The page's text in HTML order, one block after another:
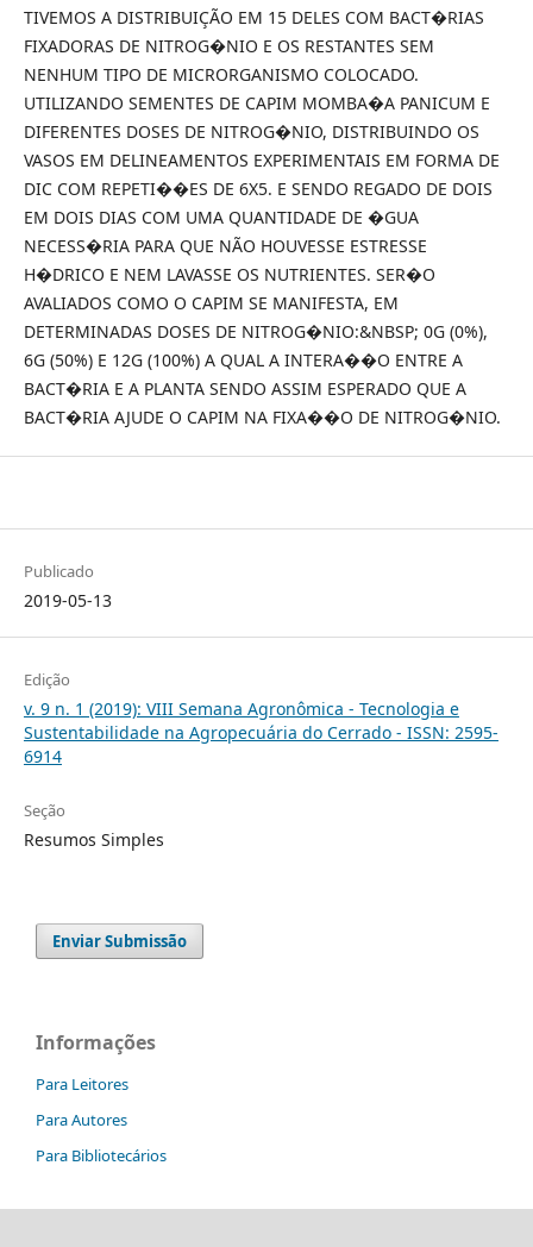
TIVEMOS A DISTRIBUIÇÃO EM 15 DELES COM BACT�RIAS
FIXADORAS DE NITROG�NIO E OS RESTANTES SEM
NENHUM TIPO DE MICRORGANISMO COLOCADO.
UTILIZANDO SEMENTES DE CAPIM MOMBA�A PANICUM E
DIFERENTES DOSES DE NITROG�NIO, DISTRIBUINDO OS
VASOS EM DELINEAMENTOS EXPERIMENTAIS EM FORMA DE
DIC COM REPETI��ES DE 6X5. E SENDO REGADO DE DOIS
EM DOIS DIAS COM UMA QUANTIDADE DE �GUA
NECESS�RIA PARA QUE NÃO HOUVESSE ESTRESSE
H�DRICO E NEM LAVASSE OS NUTRIENTES. SER�O
AVALIADOS COMO O CAPIM SE MANIFESTA, EM
DETERMINADAS DOSES DE NITROG�NIO:&NBSP; 0G (0%),
6G (50%) E 12G (100%) A QUAL A INTERA��O ENTRE A
BACT�RIA E A PLANTA SENDO ASSIM ESPERADO QUE A
BACT�RIA AJUDE O CAPIM NA FIXA��O DE NITROG�NIO.
Publicado
2019-05-13
Edição
v. 9 n. 1 (2019): VIII Semana Agronômica - Tecnologia e
Sustentabilidade na Agropecuária do Cerrado - ISSN: 2595-
6914
Seção
Resumos Simples
Enviar Submissão
Informações
Para Leitores
Para Autores
Para Bibliotecários